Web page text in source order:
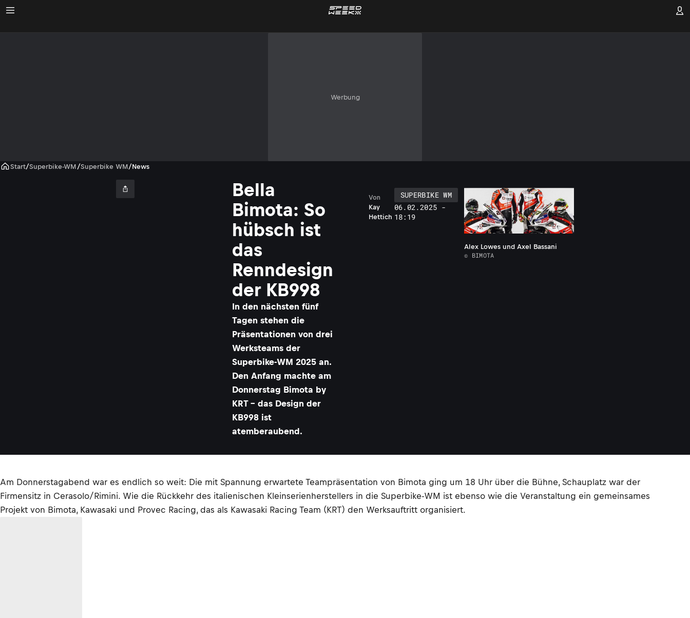
Werbung
Start/Superbike-WM /Superbike WM/News
Bella
Bimota: So
hübsch ist
das
Renndesign
der KB998
In den nächsten fünf
Tagen stehen die
Präsentationen von drei
Werksteams der
Superbike-WM 2025 an.
Den Anfang machte am
Donnerstag Bimota by
KRT – das Design der
KB998 ist
atemberaubend.
Kay
Hettich
Von
SUPERBIKE WM
06.02.2025 -
18:19
Alex Lowes und Axel Bassani
© BIMOTA
Am Donnerstagabend war es endlich so weit: Die mit Spannung erwartete Teampräsentation von Bimota ging um 18 Uhr über die Bühne, Schauplatz war der
Firmensitz in Cerasolo/Rimini. Wie die Rückkehr des italienischen Kleinserienherstellers in die Superbike-WM ist ebenso wie die Veranstaltung ein gemeinsames
Projekt von Bimota, Kawasaki und Provec Racing, das als Kawasaki Racing Team (KRT) den Werksauftritt organisiert.